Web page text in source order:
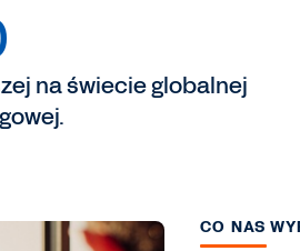
na świecie globalnej
CO NAS